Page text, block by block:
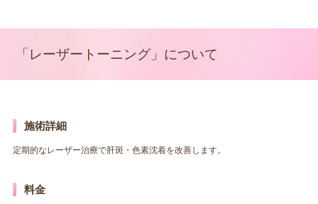
「レーザートーニング」について
施術詳細
定期的なレーザー治療で肝斑・色素沈着を改善します。
料金